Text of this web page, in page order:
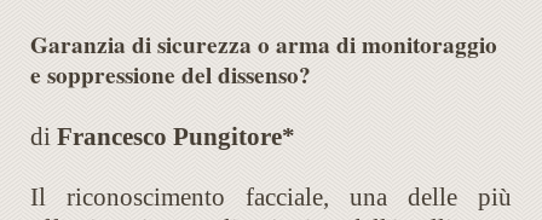
Garanzia di sicurezza o arma di monitoraggio
e soppressione del dissenso?
di Francesco Pungitore*
Il riconoscimento facciale, una delle più